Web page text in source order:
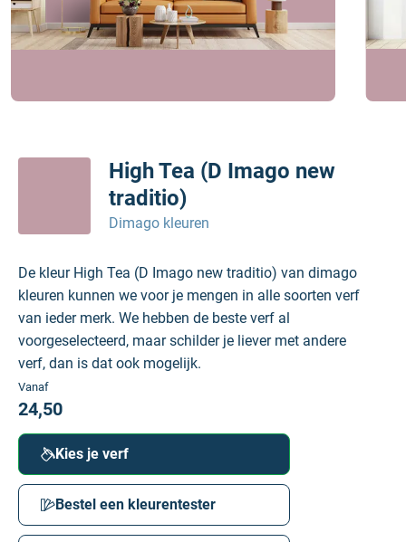
High Tea (D Imago new
traditio)
Dimago kleuren
De kleur High Tea (D Imago new traditio) van dimago
kleuren kunnen we voor je mengen in alle soorten verf
van ieder merk. We hebben de beste verf al
voorgeselecteerd, maar schilder je liever met andere
verf, dan is dat ook mogelijk.
Vanaf
24,50
Kies je verf
Bestel een kleurentester